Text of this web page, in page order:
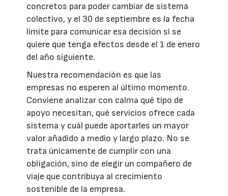
concretos para poder cambiar de sistema
colectivo, y el 30 de septiembre es la fecha
límite para comunicar esa decisión si se
quiere que tenga efectos desde el 1 de enero
del año siguiente.
Nuestra recomendación es que las
empresas no esperen al último momento.
Conviene analizar con calma qué tipo de
apoyo necesitan, qué servicios ofrece cada
sistema y cuál puede aportarles un mayor
valor añadido a medio y largo plazo. No se
trata únicamente de cumplir con una
obligación, sino de elegir un compañero de
viaje que contribuya al crecimiento
sostenible de la empresa.